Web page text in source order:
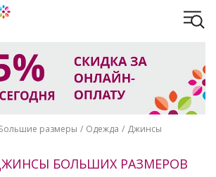
размеры Одежда Джинсы
БОЛЬШИХ РАЗМЕРОВ